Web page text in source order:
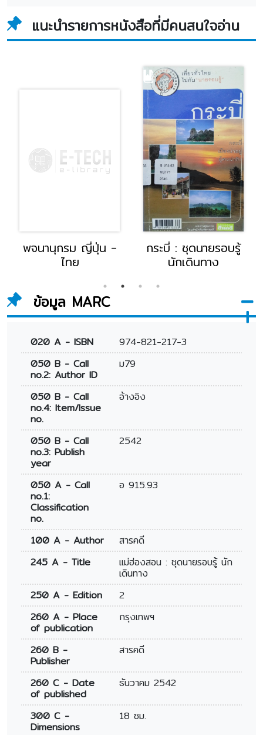
แนะนำรายการหนังสือที่มีคนสนใจอ่าน
พจนานุกรม ญี่ปุ่น -
ไทย
กระบี่ : ชุดนายรอบรู้
นักเดินทาง
ข้อมูล MARC
020 A - ISBN
974-821-217-3
050 B - Call
no.2: Author ID
ม79
050 B - Call
no.4: Item/Issue
no.
อ้างอิง
050 B - Call
no.3: Publish
year
2542
050 A - Call
no.1:
Classification
no.
อ 915.93
100 A - Author
สารคดี
245 A - Title
แม่ฮ่องสอน : ชุดนายรอบรู้ นัก
เดินทาง
250 A - Edition
2
260 A - Place
of publication
กรุงเทพฯ
260 B -
Publisher
สารคดี
260 C - Date
of published
ธันวาคม 2542
300 C -
Dimensions
18 ซม.